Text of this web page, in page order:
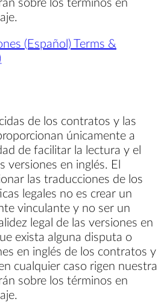
(Español) Terms &
de los contratos y las
únicamente a
de facilitar la lectura y el
versiones en inglés. El
las traducciones de los
legales no es crear un
vinculante y no ser un
legal de las versiones en
exista alguna disputa o
en inglés de los contratos y
cualquier caso rigen nuestra
sobre los términos en